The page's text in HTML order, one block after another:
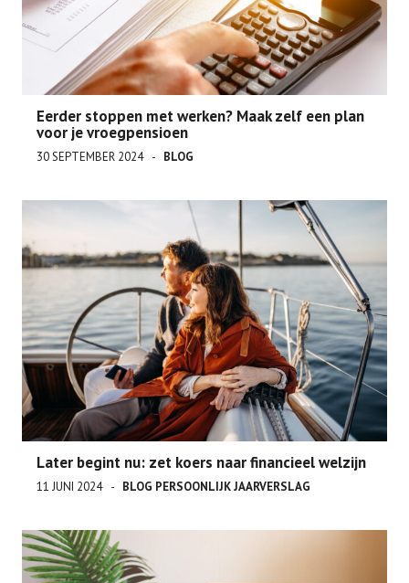
Eerder stoppen met werken? Maak zelf een plan
voor je vroegpensioen
30 SEPTEMBER 2024 BLOG
Later begint nu: zet koers naar financieel welzijn
11 JUNI 2024 BLOG PERSOONLIJK JAARVERSLAG